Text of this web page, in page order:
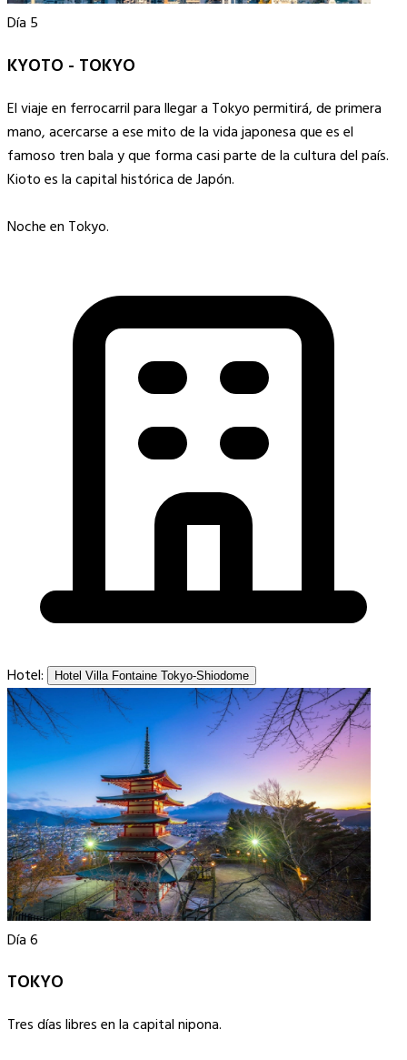
Día 5
KYOTO - TOKYO
El viaje en ferrocarril para llegar a Tokyo permitirá, de primera
mano, acercarse a ese mito de la vida japonesa que es el
famoso tren bala y que forma casi parte de la cultura del país.
Kioto es la capital histórica de Japón.
Noche en Tokyo.
Hotel: Hotel Villa Fontaine Tokyo-Shiodome
Día 6
TOKYO
Tres días libres en la capital nipona.